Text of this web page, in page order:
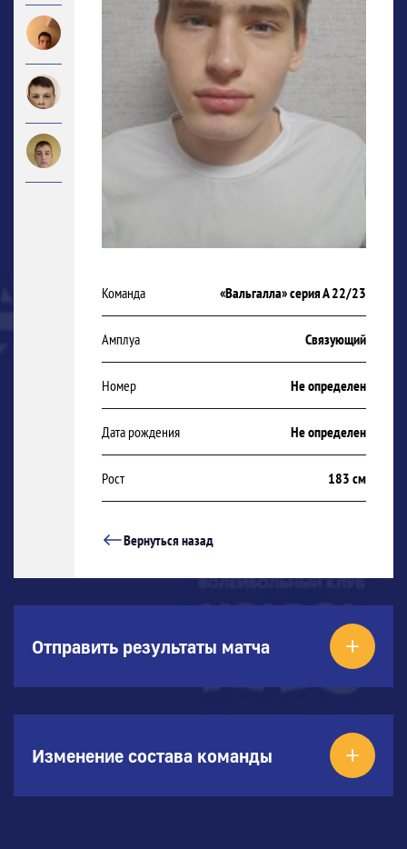
Команда «Вальгалла» серия А 22/23
Амплуа Связующий
Номер Не определен
Дата рождения Не определен
Рост 183 см
Вернуться назад
Отправить результаты матча
Изменение состава команды